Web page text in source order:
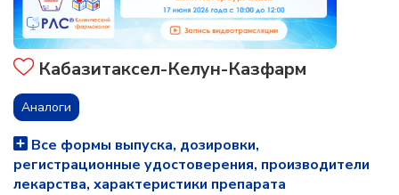
Кабазитаксел-Келун-Казфарм
Аналоги
Все формы выпуска, дозировки,
регистрационные удостоверения, производители
лекарства, характеристики препарата